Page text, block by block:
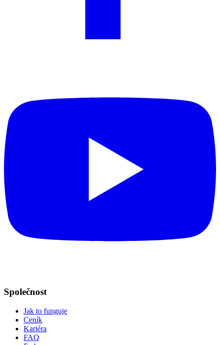
Společnost
Jak to funguje
Ceník
Kariéra
FAQ